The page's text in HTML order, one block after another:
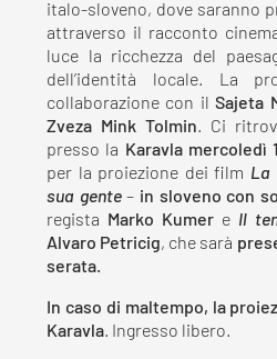
italo-sloveno, dove saranno
attraverso il racconto
luce la ricchezza del
dell’identità locale. La
collaborazione con ilSajeta
Zveza Mink Tolmin. Ci
presso la Karavla mercoledì
per la proiezione dei film La
sua gente– in sloveno con
regista
Marko Kumer e Il
Alvaro Petricig, che sarà
serata.
In caso di maltempo, la
Karavla. Ingresso libero.